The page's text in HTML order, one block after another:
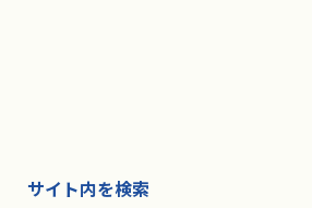
サイト内を検索